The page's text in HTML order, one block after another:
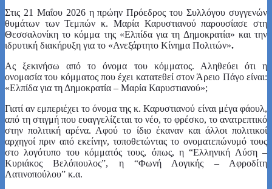
Στις 21 Μαΐου 2026 η πρώην Πρόεδρος του Συλλόγου συγγενών
θυμάτων των Τεμπών κ. Μαρία Καρυστιανού παρουσίασε στη
Θεσσαλονίκη το κόμμα της «Ελπίδα για τη Δημοκρατία» και την
ιδρυτική διακήρυξη για το «Ανεξάρτητο Κίνημα Πολιτών».
Ας ξεκινήσω από το όνομα του κόμματος. Αληθεύει ότι η
ονομασία του κόμματος που έχει κατατεθεί στον Άρειο Πάγο είναι:
«Ελπίδα για τη Δημοκρατία – Μαρία Καρυστιανού»;
Γιατί αν εμπεριέχει το όνομα της κ. Καρυστιανού είναι μέγα φάουλ,
από τη στιγμή που ευαγγελίζεται το νέο, το φρέσκο, το ανατρεπτικό
στην πολιτική αρένα. Αφού το ίδιο έκαναν και άλλοι πολιτικοί
αρχηγοί πριν από εκείνην, τοποθετώντας το ονοματεπώνυμό τους
στο λογότυπο του κόμματός τους, όπως, η “Ελληνική Λύση –
Κυριάκος Βελόπουλος”, η “Φωνή Λογικής – Αφροδίτη
Λατινοπούλου” κ.α.